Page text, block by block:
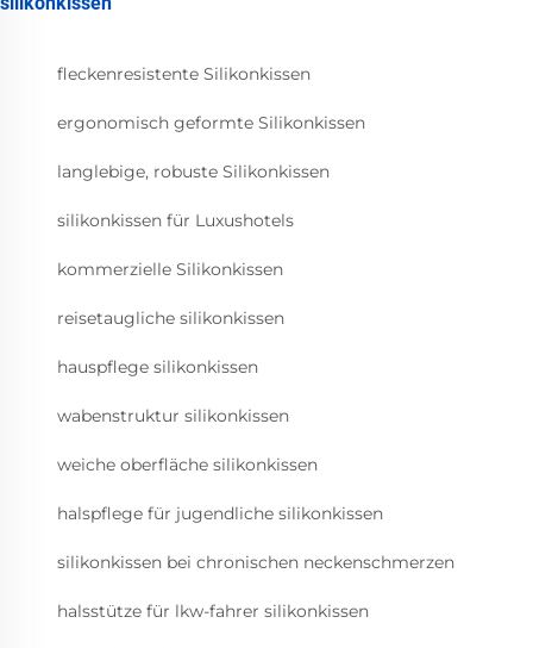
fleckenresistente Silikonkissen
ergonomisch geformte Silikonkissen
langlebige, robuste Silikonkissen
silikonkissen für Luxushotels
kommerzielle Silikonkissen
reisetaugliche silikonkissen
hauspflege silikonkissen
wabenstruktur silikonkissen
weiche oberfläche silikonkissen
halspflege für jugendliche silikonkissen
silikonkissen bei chronischen neckenschmerzen
halsstütze für lkw-fahrer silikonkissen